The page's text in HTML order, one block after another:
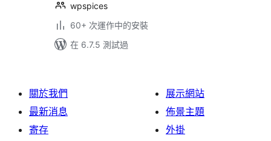
wpspices
60+ 次運作中的安裝
在 6.7.5 測試過
關於我們
最新消息
寄存
展示網站
佈景主題
外掛